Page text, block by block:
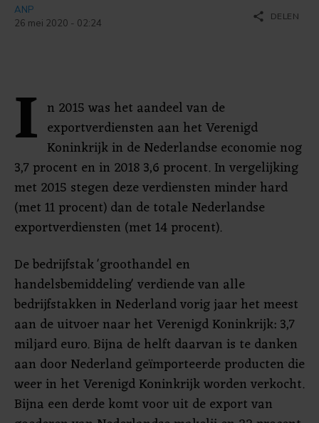
ANP
26 mei 2020 - 02:24
share DELEN
I n 2015 was het aandeel van de
exportverdiensten aan het Verenigd
Koninkrijk in de Nederlandse economie nog
3,7 procent en in 2018 3,6 procent. In vergelijking
met 2015 stegen deze verdiensten minder hard
(met 11 procent) dan de totale Nederlandse
exportverdiensten (met 14 procent).
De bedrijfstak 'groothandel en
handelsbemiddeling' verdiende van alle
bedrijfstakken in Nederland vorig jaar het meest
aan de uitvoer naar het Verenigd Koninkrijk: 3,7
miljard euro. Bijna de helft daarvan is te danken
aan door Nederland geïmporteerde producten die
weer in het Verenigd Koninkrijk worden verkocht.
Bijna een derde komt voor uit de export van